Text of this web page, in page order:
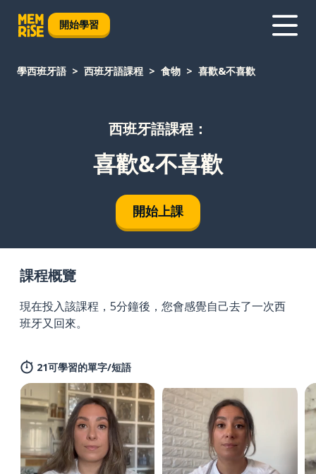
開始學習
學西班牙語 西班牙語課程 食物 喜歡&不喜歡
西班牙語課程：
喜歡&不喜歡
開始上課
課程概覽
現在投入該課程，5分鐘後，您會感覺自己去了一次西
班牙又回來。
21可學習的單字/短語